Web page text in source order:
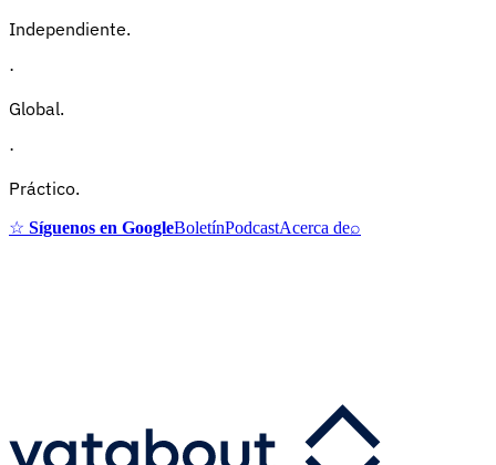
Independiente.
·
Global.
·
Práctico.
☆ Síguenos en GoogleBoletínPodcastAcerca de⌕